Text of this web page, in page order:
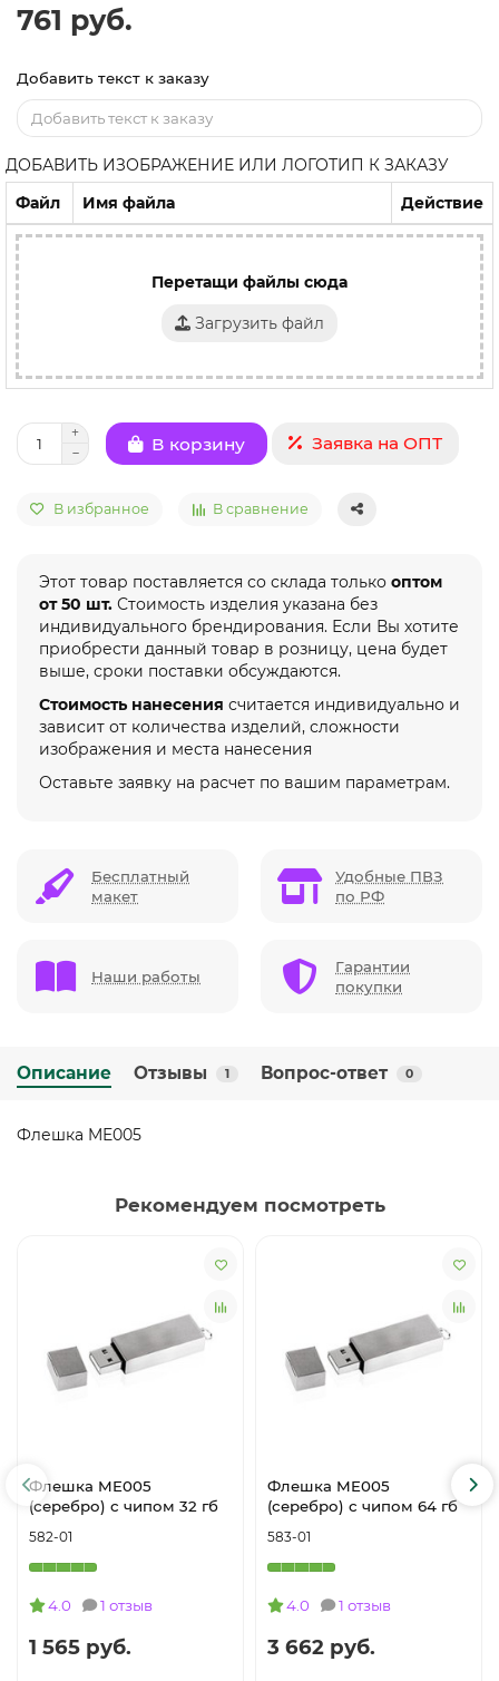
761 руб.
Добавить текст к заказу
ДОБАВИТЬ ИЗОБРАЖЕНИЕ ИЛИ ЛОГОТИП К ЗАКАЗУ
Файл
Имя файла Действие
Перетащи файлы сюда
Загрузить файл
В корзину Заявка на ОПТ
В избранное В сравнение
Этот товар поставляется со склада только оптом
от 50 шт. Стоимость изделия указана без
индивидуального брендирования. Если Вы хотите
приобрести данный товар в розницу, цена будет
выше, сроки поставки обсуждаются.
Стоимость нанесения считается индивидуально и
зависит от количества изделий, сложности
изображения и места нанесения
Оставьте заявку на расчет по вашим параметрам.
Бесплатный
макет
Удобные ПВЗ
по РФ
Наши работы
Гарантии
покупки
Описание Отзывы 1 Вопрос-ответ 0
Флешка ME005
Рекомендуем посмотреть
Флешка ME005
(серебро) с чипом 32 гб
582-01
4.0 1 отзыв
1 565 руб.
Флешка ME005
(серебро) с чипом 64 гб
583-01
4.0 1 отзыв
3 662 руб.